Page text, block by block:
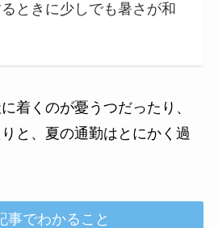
ときに少しでも暑さが和
着くのが憂うつだったり、
と、夏の通勤はとにかく過
事でわかること